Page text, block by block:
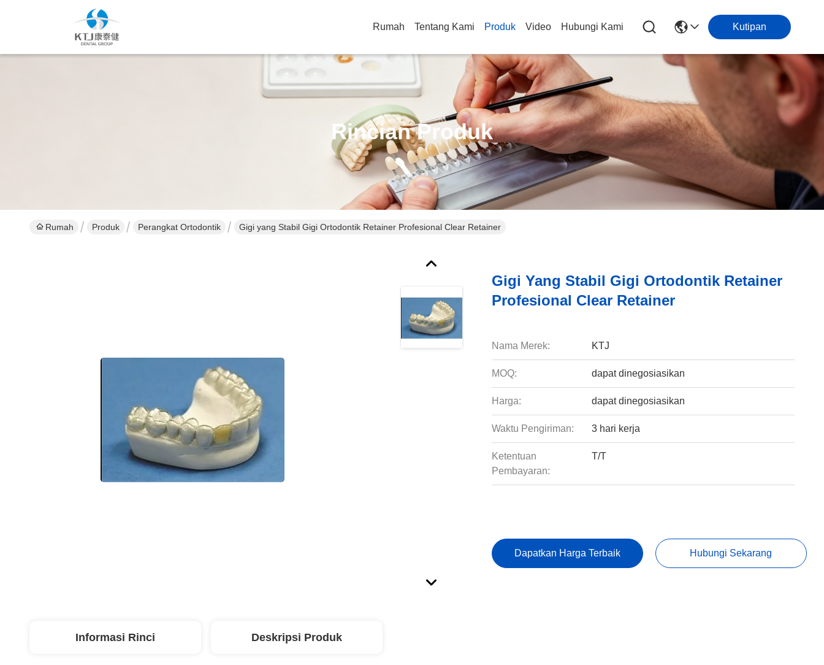
Rumah Tentang Kami Produk Video Hubungi Kami Kutipan
Rincian Produk
Rumah Produk Perangkat Ortodontik Gigi yang Stabil Gigi Ortodontik Retainer Profesional Clear Retainer
Gigi Yang Stabil Gigi Ortodontik Retainer
Profesional Clear Retainer
Nama Merek: KTJ
MOQ: dapat dinegosiasikan
Harga: dapat dinegosiasikan
Waktu Pengiriman: 3 hari kerja
Ketentuan
Pembayaran:
T/T
Dapatkan Harga Terbaik Hubungi Sekarang
Informasi Rinci Deskripsi Produk